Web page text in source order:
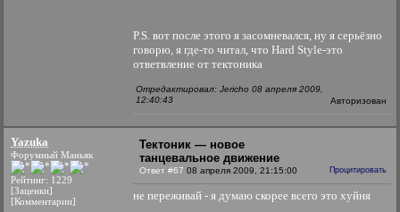
P.S. вот после этого я засомневался, ну я серьёзно
говорю, я где-то читал, что Hard Style-это
ответвление от тектоника
Отредактировал: Jericho 08 апреля 2009,
12:40:43
Авторизован
Yazuka
Форумный Маньяк
Рейтинг: 1229
[Заценки]
[Комментарии]
Тектоник — новое
танцевальное движение
Ответ #67 08 апреля 2009, 21:15:00 Процитировать
не переживай - я думаю скорее всего это хуйня